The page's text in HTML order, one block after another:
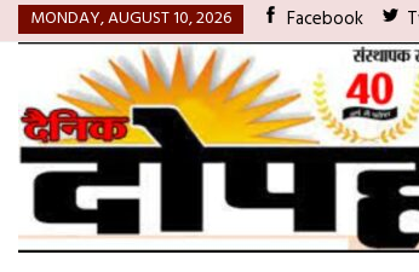
MONDAY, AUGUST 10, 2026 Facebook